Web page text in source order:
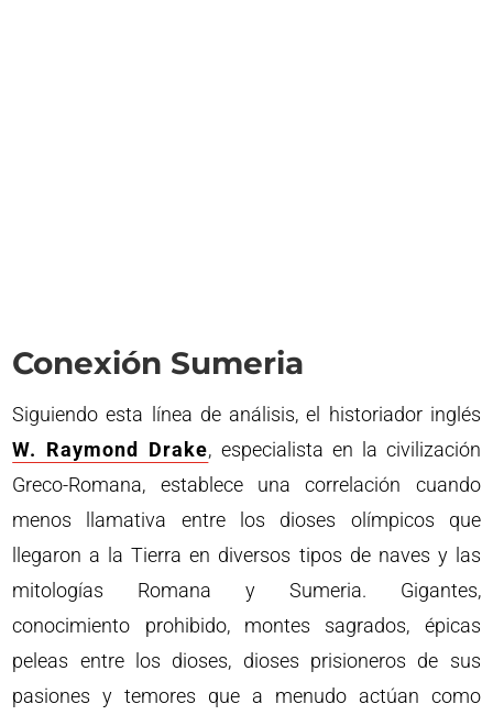
Conexión Sumeria
Siguiendo esta línea de análisis, el historiador inglés
W. Raymond Drake, especialista en la civilización
Greco-Romana, establece una correlación cuando
menos llamativa entre los dioses olímpicos que
llegaron a la Tierra en diversos tipos de naves y las
mitologías Romana y Sumeria. Gigantes,
conocimiento prohibido, montes sagrados, épicas
peleas entre los dioses, dioses prisioneros de sus
pasiones y temores que a menudo actúan como